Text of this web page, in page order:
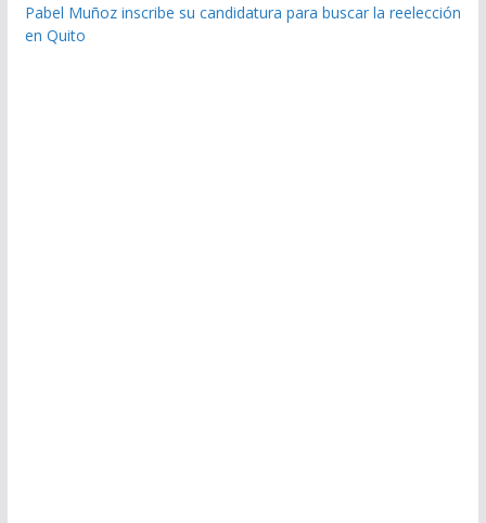
Pabel Muñoz inscribe su candidatura para buscar la reelección
en Quito